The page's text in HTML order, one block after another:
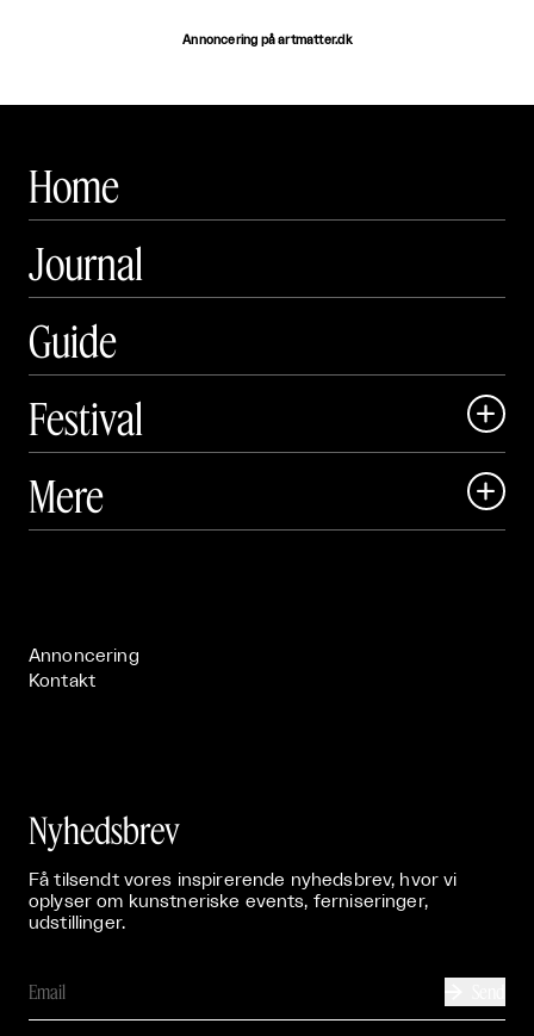
Annoncering på artmatter.dk
Home
Journal
Guide
Festival

 Art Matter Festival
Mere 
Annoncering
Kontakt
Nyhedsbrev
Få tilsendt vores inspirerende nyhedsbrev, hvor vi
oplyser om kunstneriske events, ferniseringer,
udstillinger.